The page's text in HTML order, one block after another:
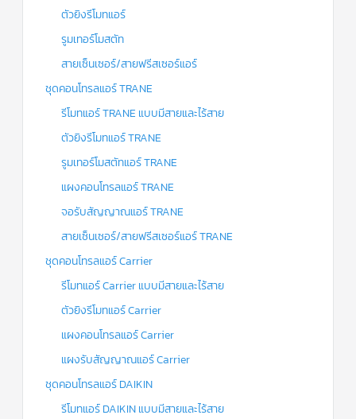
ตัวยิงรีโมทแอร์
รูมเทอร์โมสตัท
สายเซ็นเซอร์/สายฟรีสเซอร์แอร์
ชุดคอนโทรลแอร์ TRANE
รีโมทแอร์ TRANE แบบมีสายและไร้สาย
ตัวยิงรีโมทแอร์ TRANE
รูมเทอร์โมสตัทแอร์ TRANE
แผงคอนโทรลแอร์ TRANE
จอรับสัญญาณแอร์ TRANE
สายเซ็นเซอร์/สายฟรีสเซอร์แอร์ TRANE
ชุดคอนโทรลแอร์ Carrier
รีโมทแอร์ Carrier แบบมีสายและไร้สาย
ตัวยิงรีโมทแอร์ Carrier
แผงคอนโทรลแอร์ Carrier
แผงรับสัญญาณแอร์ Carrier
ชุดคอนโทรลแอร์ DAIKIN
รีโมทแอร์ DAIKIN แบบมีสายและไร้สาย